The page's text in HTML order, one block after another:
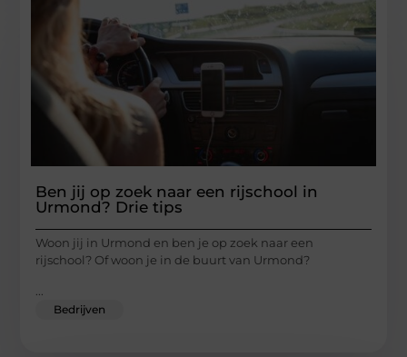
Ben jij op zoek naar een rijschool in
Urmond? Drie tips
Woon jij in Urmond en ben je op zoek naar een
rijschool? Of woon je in de buurt van Urmond?
Bedrijven